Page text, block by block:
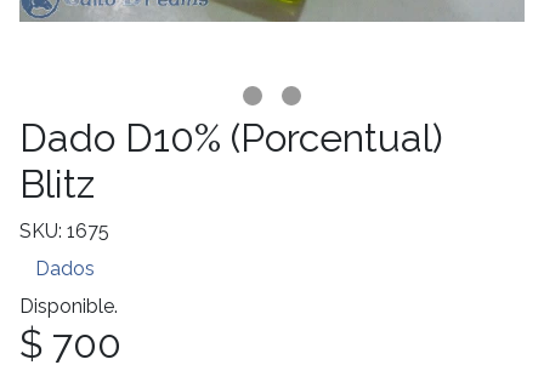
Dado D10% (Porcentual)
Blitz
SKU: 1675
Dados
Disponible.
$ 700